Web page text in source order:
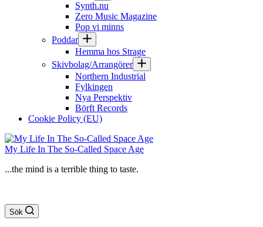
Synth.nu
Zero Music Magazine
Pop vi minns
Poddar
Hemma hos Strage
Skivbolag/Arrangörer
Northern Industrial
Fylkingen
Nya Perspektiv
Börft Records
Cookie Policy (EU)
My Life In The So-Called Space Age
...the mind is a terrible thing to taste.
Sök